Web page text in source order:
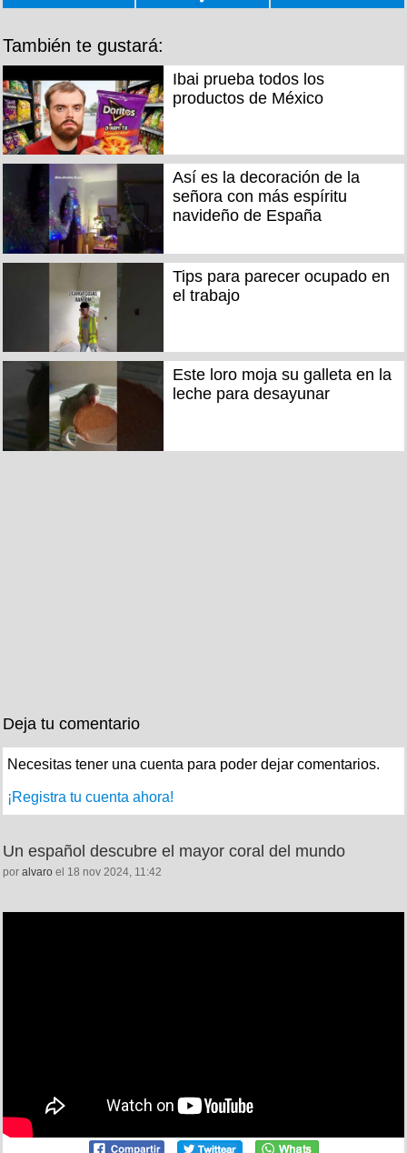
También te gustará:
Ibai prueba todos los
productos de México
Así es la decoración de la
señora con más espíritu
navideño de España
Tips para parecer ocupado en
el trabajo
Este loro moja su galleta en la
leche para desayunar
Deja tu comentario
Necesitas tener una cuenta para poder dejar comentarios.
¡Registra tu cuenta ahora!
Un español descubre el mayor coral del mundo
por alvaro el 18 nov 2024, 11:42